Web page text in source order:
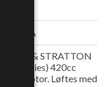
30.3000A
BRIGGS & STRATTON
(2100 series) 420cc
14HK motor. Løftes med